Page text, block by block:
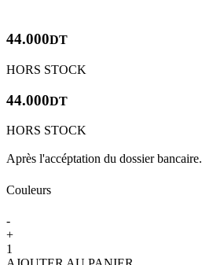
44.000DT
HORS STOCK
44.000DT
HORS STOCK
Après l'accéptation du dossier bancaire.
Couleurs
-
+
1